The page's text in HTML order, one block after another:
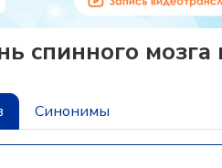
спинного
Синонимы